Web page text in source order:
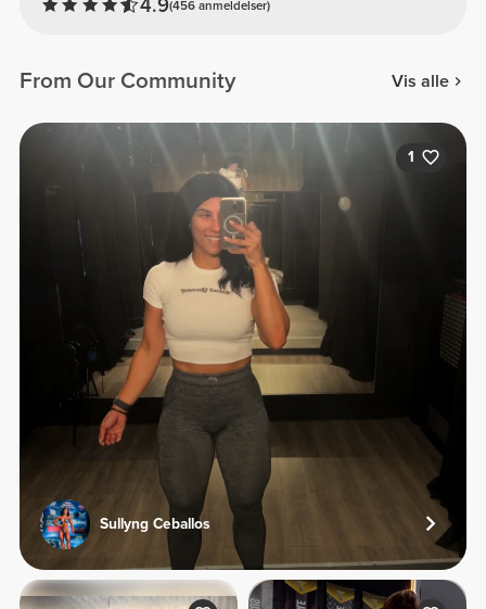
4.9(456 anmeldelser)
From Our Community Vis alle
1
Sullyng Ceballos